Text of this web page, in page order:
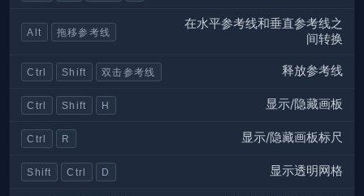
Alt 拖移参考线
在水平参考线和垂直参考线之
间转换
Ctrl Shift 双击参考线 释放参考线
Ctrl Shift H 显示/隐藏画板
Ctrl R 显示/隐藏画板标尺
Shift Ctrl D 显示透明网格